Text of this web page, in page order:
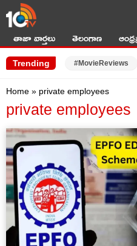
తాజా వార్తలు తెలంగాణ
Trending #MovieReviews
Home » private employees
private employees